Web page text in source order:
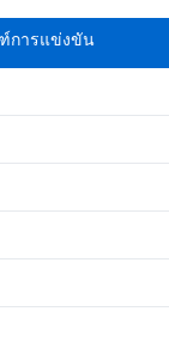
การแข่งขัน